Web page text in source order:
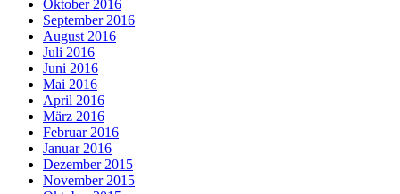
Oktober 2016
September 2016
August 2016
Juli 2016
Juni 2016
Mai 2016
April 2016
März 2016
Februar 2016
Januar 2016
Dezember 2015
November 2015